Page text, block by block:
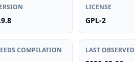
LICENSE
GPL-2
COMPILATION LAST OBSERVED